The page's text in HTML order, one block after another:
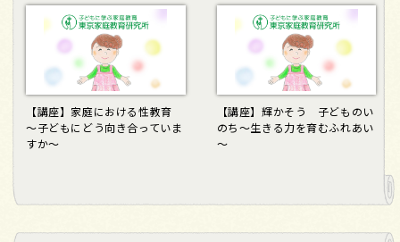
【講座】家庭における性教育
～子どもにどう向き合っていま
すか～
【講座】輝かそう 子どものい
のち～生きる力を育むふれあい
～